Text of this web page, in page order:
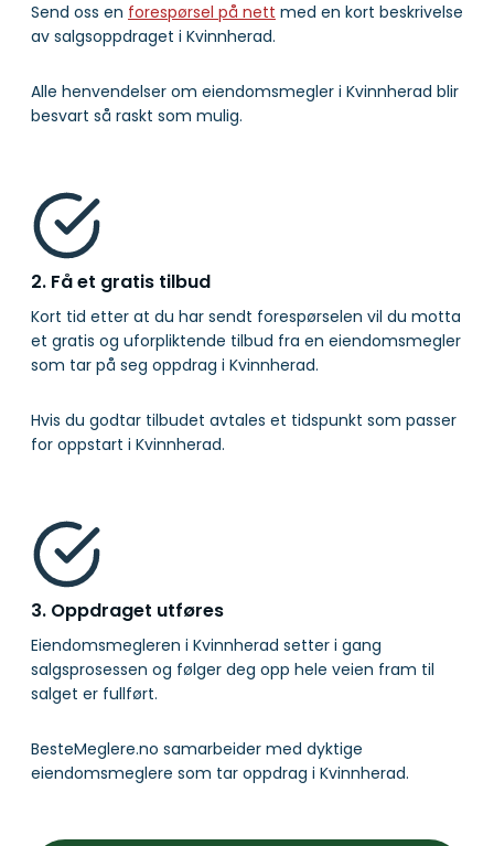
Send oss en forespørsel på nett med en kort beskrivelse
av salgsoppdraget i Kvinnherad.
Alle henvendelser om eiendomsmegler i Kvinnherad blir
besvart så raskt som mulig.
2. Få et gratis tilbud
Kort tid etter at du har sendt forespørselen vil du motta
et gratis og uforpliktende tilbud fra en eiendomsmegler
som tar på seg oppdrag i Kvinnherad.
Hvis du godtar tilbudet avtales et tidspunkt som passer
for oppstart i Kvinnherad.
3. Oppdraget utføres
Eiendomsmegleren i Kvinnherad setter i gang
salgsprosessen og følger deg opp hele veien fram til
salget er fullført.
BesteMeglere.no samarbeider med dyktige
eiendomsmeglere som tar oppdrag i Kvinnherad.